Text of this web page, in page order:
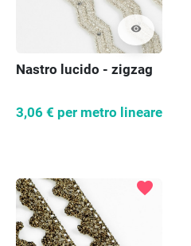
visibility
Nastro lucido - zigzag
3,06 € per metro lineare
favorite